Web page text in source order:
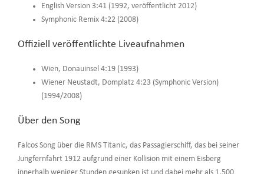
English Version 3:41 (1992, veröffentlicht 2012)
Symphonic Remix 4:22 (2008)
Offiziell veröffentlichte Liveaufnahmen
Wien, Donauinsel 4:19 (1993)
Wiener Neustadt, Domplatz 4:23 (Symphonic Version)
(1994/2008)
Über den Song
Falcos Song über die RMS Titanic, das Passagierschiff, das bei seiner
Jungfernfahrt 1912 aufgrund einer Kollision mit einem Eisberg